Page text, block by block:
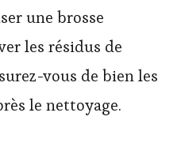
une brosse
les résidus de
vous de bien les
le nettoyage.